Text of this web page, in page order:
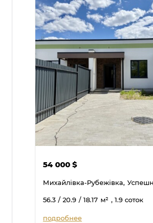
54 000$
Михайлівка-Рубежівка,
56.3 / 20.9 / 18.17 м² , 1.9 соток
подробнее